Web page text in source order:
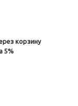
корзину
5%